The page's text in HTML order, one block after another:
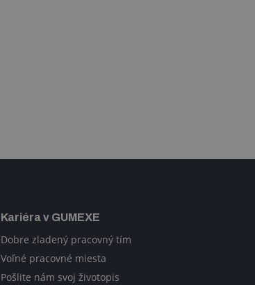
Kariéra v GUMEXE
Dobre zladený pracovný tím
Voľné pracovné miesta
Pošlite nám svoj životopis